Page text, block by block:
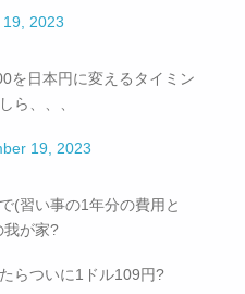
2023
を日本円に変えるタイミン
ら、、、
19, 2023
(習い事の1年分の費用と
我が家?
らついに1ドル109円?